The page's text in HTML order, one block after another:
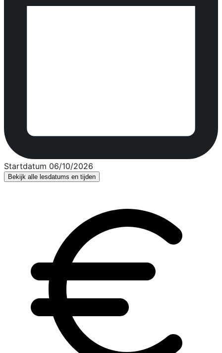
Startdatum 06/10/2026
Bekijk alle lesdatums en tijden